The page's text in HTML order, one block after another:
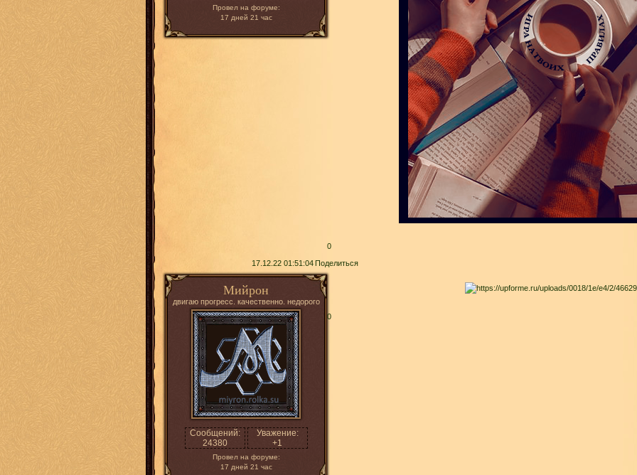
Провел на форуме:
17 дней 21 час
0
Поделиться
17.12.22 01:51:04
Мийрон
двигаю прогресс. качественно. недорого
Сообщений:
24380
Уважение:
+1
Провел на форуме:
17 дней 21 час
0